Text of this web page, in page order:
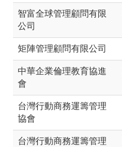
智富全球管理顧問有限
公司
矩陣管理顧問有限公司
中華企業倫理教育協進
會
台灣行動商務運籌管理
協會
台灣行動商務運籌管理